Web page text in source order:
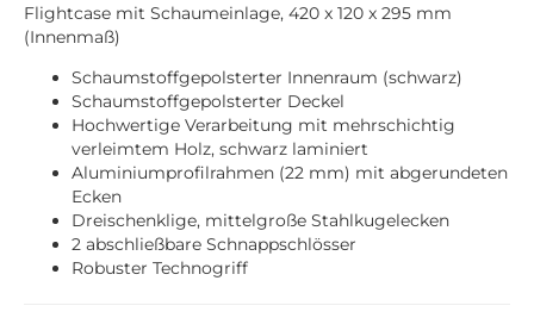
Flightcase mit Schaumeinlage, 420 x 120 x 295 mm
(Innenmaß)
Schaumstoffgepolsterter Innenraum (schwarz)
Schaumstoffgepolsterter Deckel
Hochwertige Verarbeitung mit mehrschichtig
verleimtem Holz, schwarz laminiert
Aluminiumprofilrahmen (22 mm) mit abgerundeten
Ecken
Dreischenklige, mittelgroße Stahlkugelecken
2 abschließbare Schnappschlösser
Robuster Technogriff